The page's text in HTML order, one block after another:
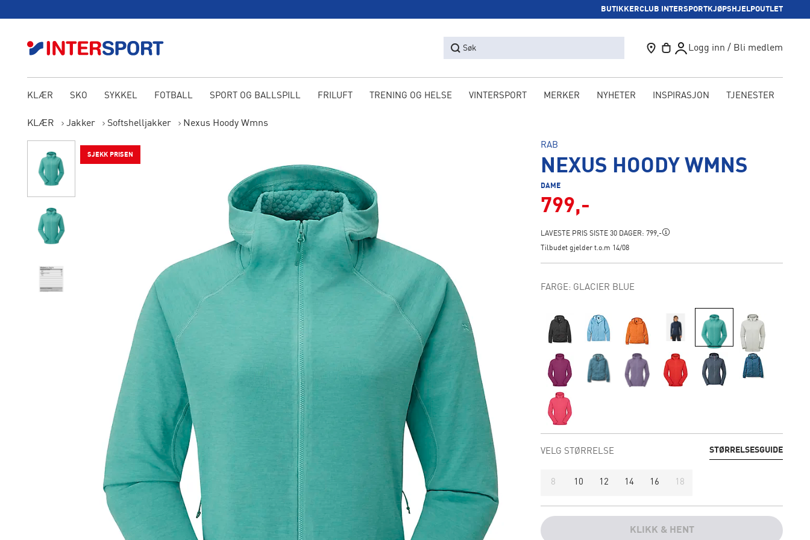
BUTIKKERCLUB INTERSPORTKJØPSHJELPOUTLET
Søk Logg inn / Bli medlem
KLÆR SKO SYKKEL FOTBALL SPORT OG BALLSPILL FRILUFT TRENING OG HELSE VINTERSPORT MERKER NYHETER INSPIRASJON TJENESTER
KLÆR Jakker Softshelljakker Nexus Hoody Wmns
SJEKK PRISEN
RAB
NEXUS HOODY WMNS
DAME
799,-
LAVESTE PRIS SISTE 30 DAGER: 799,-
Tilbudet gjelder t.o.m 14/08
FARGE: GLACIER BLUE
VELG STØRRELSE STØRRELSESGUIDE
8 10 12 14 16 18
KLIKK & HENT